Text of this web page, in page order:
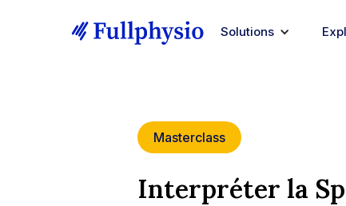
Solutions
Masterclass
Interpréter la